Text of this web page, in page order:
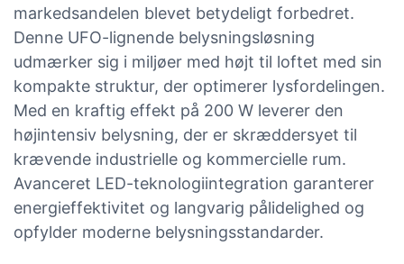
markedsandelen blevet betydeligt forbedret.
Denne UFO-lignende belysningsløsning
udmærker sig i miljøer med højt til loftet med sin
kompakte struktur, der optimerer lysfordelingen.
Med en kraftig effekt på 200 W leverer den
højintensiv belysning, der er skræddersyet til
krævende industrielle og kommercielle rum.
Avanceret LED-teknologiintegration garanterer
energieffektivitet og langvarig pålidelighed og
opfylder moderne belysningsstandarder.